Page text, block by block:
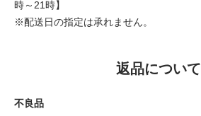
時～21時】
※配送日の指定は承れません。
返品について
不良品